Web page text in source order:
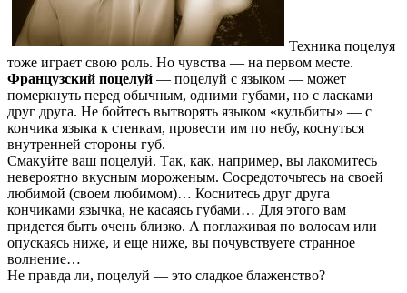
Техника поцелуя
тоже играет свою роль. Но чувства — на первом месте.
Французский поцелуй — поцелуй с языком — может
померкнуть перед обычным, одними губами, но с ласками
друг друга. Не бойтесь вытворять языком «кульбиты» — с
кончика языка к стенкам, провести им по небу, коснуться
внутренней стороны губ.
Смакуйте ваш поцелуй. Так, как, например, вы лакомитесь
невероятно вкусным мороженым. Сосредоточьтесь на своей
любимой (своем любимом)… Коснитесь друг друга
кончиками язычка, не касаясь губами… Для этого вам
придется быть очень близко. А поглаживая по волосам или
опускаясь ниже, и еще ниже, вы почувствуете странное
волнение…
Не правда ли, поцелуй — это сладкое блаженство?